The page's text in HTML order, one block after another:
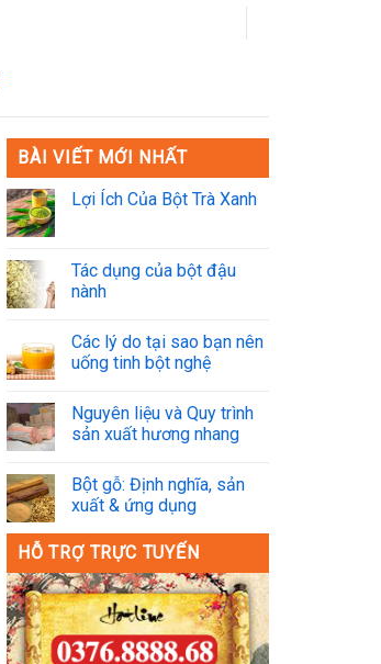
BÀI VIẾT MỚI NHẤT
Lợi Ích Của Bột Trà Xanh
Tác dụng của bột đậu
nành
Các lý do tại sao bạn nên
uống tinh bột nghệ
Nguyên liệu và Quy trình
sản xuất hương nhang
Bột gỗ: Định nghĩa, sản
xuất & ứng dụng
HỖ TRỢ TRỰC TUYẾN